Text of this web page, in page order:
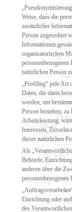
Weise, dass die
zusätzlicher
Person zugeordnet
Informationen
organisatorischen
natürlichen Person
„Profiling“ jede Art
Daten, die darin
werden, um
Person beziehen,
Arbeitsleistung,
Interessen,
dieser natürlichen
Als
Behörde,
anderen über die
personenbezogenen
Einrichtung oder
des